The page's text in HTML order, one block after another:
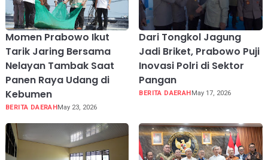
Momen Prabowo Ikut
Tarik Jaring Bersama
Nelayan Tambak Saat
Panen Raya Udang di
Kebumen
BERITA DAERAHMay 23, 2026
Dari Tongkol Jagung
Jadi Briket, Prabowo Puji
Inovasi Polri di Sektor
Pangan
BERITA DAERAHMay 17, 2026